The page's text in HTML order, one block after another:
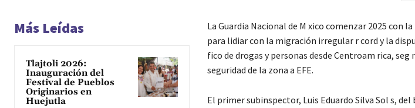
Más Leídas
Tlajtoli 2026:
Inauguración del
Festival de Pueblos
Originarios en
Huejutla
La Guardia Nacional de M xico comenzar 2025 con
para lidiar con la migración irregular r cord y la
fico de drogas y personas desde Centroam rica,
seguridad de la zona a EFE.
El primer subinspector, Luis Eduardo Silva Sol s,